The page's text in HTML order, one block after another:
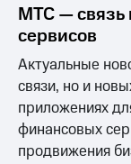
номер
МТС
номер
другого
МТС — связь
сервисов
Актуальные
связи, но и
приложениях
финансовых
продвижения